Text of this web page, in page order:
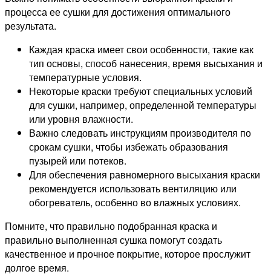
процесса ее сушки для достижения оптимального
результата.
Каждая краска имеет свои особенности, такие как
тип основы, способ нанесения, время высыхания и
температурные условия.
Некоторые краски требуют специальных условий
для сушки, например, определенной температуры
или уровня влажности.
Важно следовать инструкциям производителя по
срокам сушки, чтобы избежать образования
пузырей или потеков.
Для обеспечения равномерного высыхания краски
рекомендуется использовать вентиляцию или
обогреватель, особенно во влажных условиях.
Помните, что правильно подобранная краска и
правильно выполненная сушка помогут создать
качественное и прочное покрытие, которое прослужит
долгое время.